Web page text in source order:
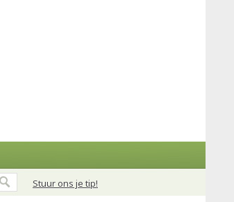
Stuur ons je tip!